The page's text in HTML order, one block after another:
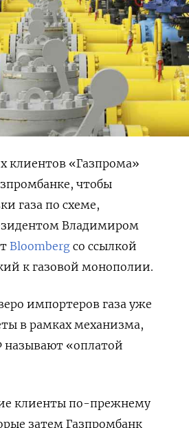
клиентов «Газпрома»
чтобы
газа по схеме,
Владимиром
Bloomberg со ссылкой
к газовой монополии.
импортеров газа уже
в рамках механизма,
называют «оплатой
клиенты по-прежнему
затем Газпромбанк